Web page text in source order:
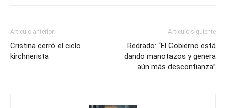
Artículo anterior
Cristina cerró el ciclo
kirchnerista
Artículo siguiente
Redrado: “El Gobierno está
dando manotazos y genera
aún más desconfianza”